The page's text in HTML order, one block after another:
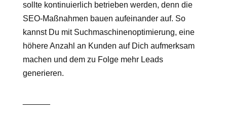
sollte kontinuierlich betrieben werden, denn die
SEO-Maßnahmen bauen aufeinander auf. So
kannst Du mit Suchmaschinenoptimierung, eine
höhere Anzahl an Kunden auf Dich aufmerksam
machen und dem zu Folge mehr Leads
generieren.